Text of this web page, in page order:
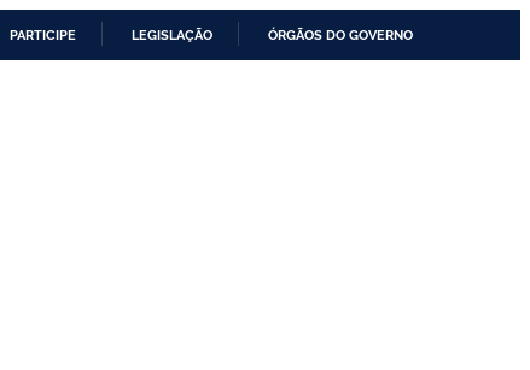
PARTICIPE LEGISLAÇÃO ÓRGÃOS DO GOVERNO